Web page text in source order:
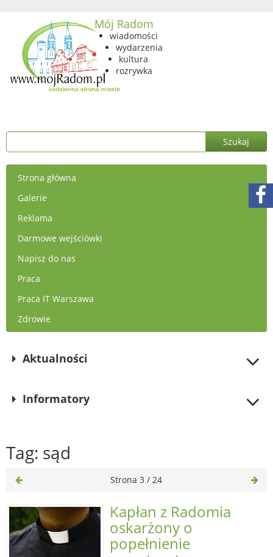
Mój Radom
wiadomości
wydarzenia
kultura
rozrywka
Strona główna
Galerie
Reklama
Darmowe wejściówki
Napisz do nas
Praca
Praca IT Warszawa
Zdrowie
Aktualności
Informatory
Tag: sąd
Strona 3 / 24
Kapłan z Radomia
oskarżony o
popełnienie